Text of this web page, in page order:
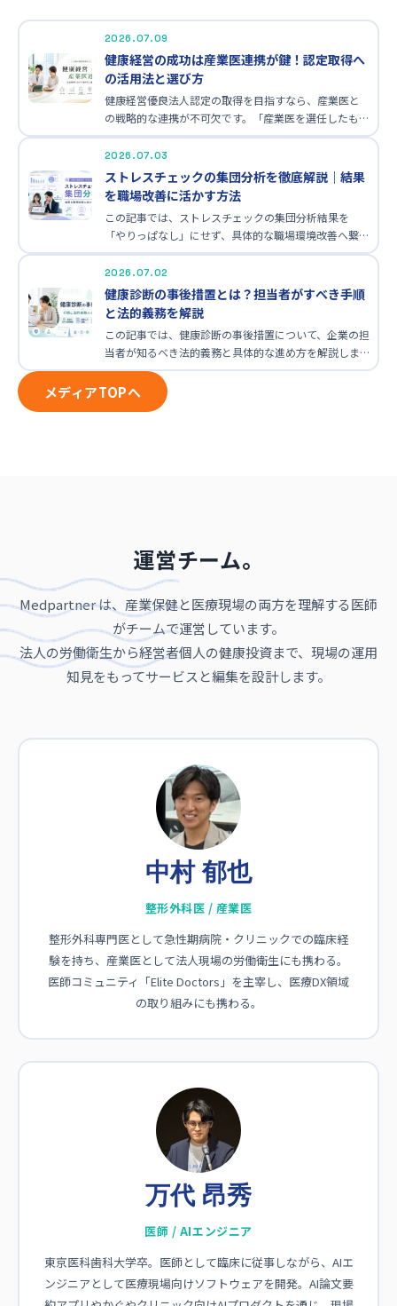
2026.07.09
健康経営の成功は産業医連携が鍵！認定取得へ
の活用法と選び方
健康経営優良法人認定の取得を目指すなら、産業医と
の戦略的な連携が不可欠です。「産業医を選任したもの
の、認定取得のためにどう活用すればいいかわ…
2026.07.03
ストレスチェックの集団分析を徹底解説｜結果
を職場改善に活かす方法
この記事では、ストレスチェックの集団分析結果を
「やりっぱなし」にせず、具体的な職場環境改善へ繋げ
るための実践的な方法を解説します。「分析レポ…
2026.07.02
健康診断の事後措置とは？担当者がすべき手順
と法的義務を解説
この記事では、健康診断の事後措置について、企業の担
当者が知るべき法的義務と具体的な進め方を解説しま
す。「有所見者への対応や産業医連携が複雑で…
メディアTOPへ
運営チーム。
Medpartner は、産業保健と医療現場の両方を理解する医師
がチームで運営しています。
法人の労働衛生から経営者個人の健康投資まで、現場の運用
知見をもってサービスと編集を設計します。
中村 郁也
整形外科医 / 産業医
整形外科専門医として急性期病院・クリニックでの臨床経
験を持ち、産業医として法人現場の労働衛生にも携わる。
医師コミュニティ「Elite Doctors」を主宰し、医療DX領域
の取り組みにも携わる。
万代 昂秀
医師 / AIエンジニア
東京医科歯科大学卒。医師として臨床に従事しながら、AIエ
ンジニアとして医療現場向けソフトウェアを開発。AI論文要